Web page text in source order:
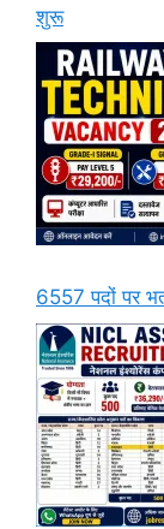
शुरू
6557 पदों पर